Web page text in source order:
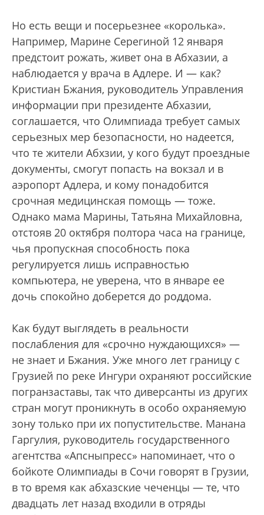
Но есть вещи и посерьезнее «королька».
Например, Марине Серегиной 12 января
предстоит рожать, живет она в Абхазии, а
наблюдается у врача в Адлере. И — как?
Кристиан Бжания, руководитель Управления
информации при президенте Абхазии,
соглашается, что Олимпиада требует самых
серьезных мер безопасности, но надеется,
что те жители Абхзии, у кого будут проездные
документы, смогут попасть на вокзал и в
аэропорт Адлера, и кому понадобится
срочная медицинская помощь — тоже.
Однако мама Марины, Татьяна Михайловна,
отстояв 20 октября полтора часа на границе,
чья пропускная способность пока
регулируется лишь исправностью
компьютера, не уверена, что в январе ее
дочь спокойно доберется до роддома.
Как будут выглядеть в реальности
послабления для «срочно нуждающихся» —
не знает и Бжания. Уже много лет границу с
Грузией по реке Ингури охраняют российские
погранзаставы, так что диверсанты из других
стран могут проникнуть в особо охраняемую
зону только при их попустительстве. Манана
Гаргулия, руководитель государственного
агентства «Апсныпресс» напоминает, что о
бойкоте Олимпиады в Сочи говорят в Грузии,
в то время как абхазские чеченцы — те, что
двадцать лет назад входили в отряды